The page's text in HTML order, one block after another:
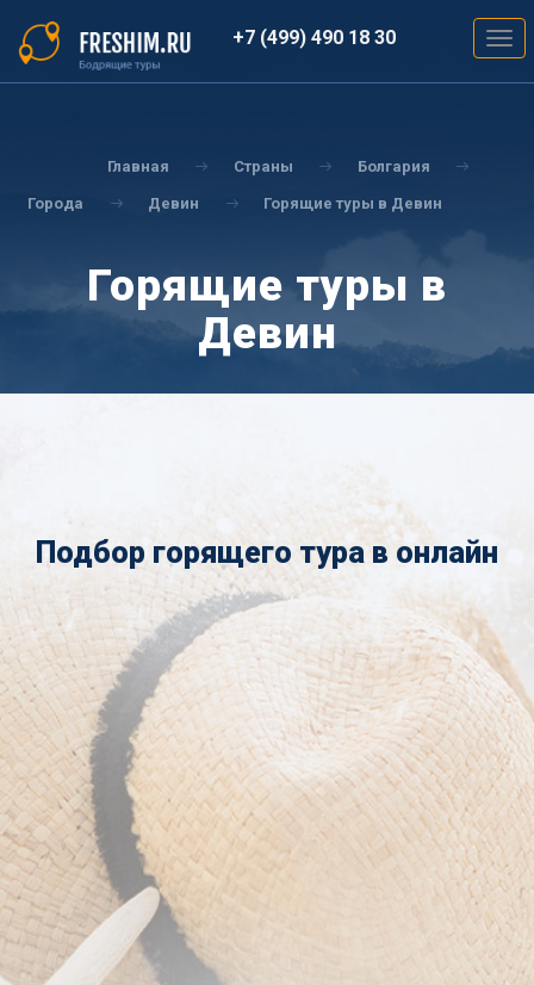
основному
содержанию
+7 (499) 490 18 30
Главная Страны Болгария
Города Девин Горящие туры в Девин
Горящие туры в
Девин
Подбор горящего тура в онлайн